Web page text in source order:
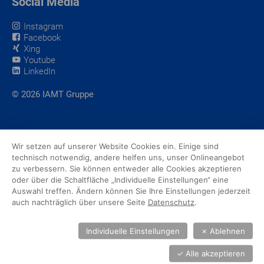
Instagram
Facebook
Xing
Youtube
LinkedIn
© 2026 IAMT Gruppe
Wir setzen auf unserer Website Cookies ein. Einige sind
technisch notwendig, andere helfen uns, unser Onlineangebot
zu verbessern. Sie können entweder alle Cookies akzeptieren
oder über die Schaltfläche „Individuelle Einstellungen“ eine
Auswahl treffen. Ändern können Sie Ihre Einstellungen jederzeit
auch nachträglich über unsere Seite Datenschutz.
✓ Alle akzeptieren
Individuelle Einstellungen ✗ Ablehnen